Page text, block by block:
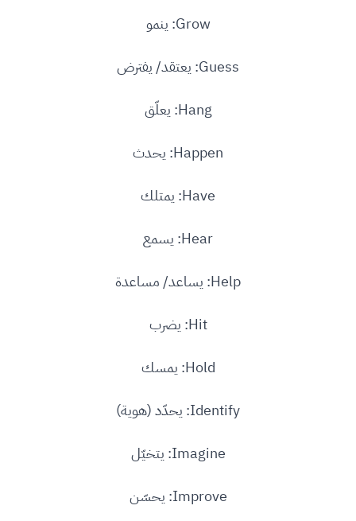
Grow: ينمو
Guess: يعتقد/ يفترض
Hang: يعلّق
Happen: يحدث
Have: يمتلك
Hear: يسمع
Help: يساعد/ مساعدة
Hit: يضرب
Hold: يمسك
Identify: يحدّد (هوية)
Imagine: يتخيّل
Improve: يحسّن